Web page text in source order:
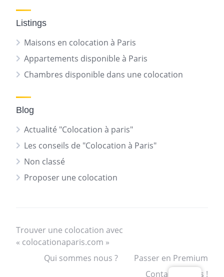
Listings
Maisons en colocation à Paris
Appartements disponible à Paris
Chambres disponible dans une colocation
Blog
Actualité "Colocation à paris"
Les conseils de "Colocation à Paris"
Non classé
Proposer une colocation
Trouver une colocation avec
« colocationaparis.com »
Qui sommes nous ?
Passer en Premium
Contactez nous !